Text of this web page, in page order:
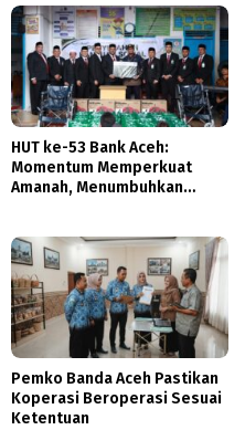
HUT ke-53 Bank Aceh:
Momentum Memperkuat
Amanah, Menumbuhkan
Pemko Banda Aceh Pastikan
Koperasi Beroperasi Sesuai
Ketentuan